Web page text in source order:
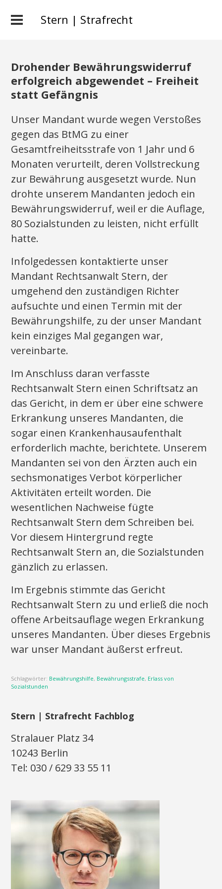
Stern | Strafrecht
Drohender Bewährungswiderruf
erfolgreich abgewendet – Freiheit
statt Gefängnis
Unser Mandant wurde wegen Verstoßes
gegen das BtMG zu einer
Gesamtfreiheitsstrafe von 1 Jahr und 6
Monaten verurteilt, deren Vollstreckung
zur Bewährung ausgesetzt wurde. Nun
drohte unserem Mandanten jedoch ein
Bewährungswiderruf, weil er die Auflage,
80 Sozialstunden zu leisten, nicht erfüllt
hatte.
Infolgedessen kontaktierte unser
Mandant Rechtsanwalt Stern, der
umgehend den zuständigen Richter
aufsuchte und einen Termin mit der
Bewährungshilfe, zu der unser Mandant
kein einziges Mal gegangen war,
vereinbarte.
Im Anschluss daran verfasste
Rechtsanwalt Stern einen Schriftsatz an
das Gericht, in dem er über eine schwere
Erkrankung unseres Mandanten, die
sogar einen Krankenhausaufenthalt
erforderlich machte, berichtete. Unserem
Mandanten sei von den Ärzten auch ein
sechsmonatiges Verbot körperlicher
Aktivitäten erteilt worden. Die
wesentlichen Nachweise fügte
Rechtsanwalt Stern dem Schreiben bei.
Vor diesem Hintergrund regte
Rechtsanwalt Stern an, die Sozialstunden
gänzlich zu erlassen.
Im Ergebnis stimmte das Gericht
Rechtsanwalt Stern zu und erließ die noch
offene Arbeitsauflage wegen Erkrankung
unseres Mandanten. Über dieses Ergebnis
war unser Mandant äußerst erfreut.
Schlagwörter: Bewährungshilfe, Bewährungsstrafe, Erlass von
Sozialstunden
Stern | Strafrecht Fachblog
Stralauer Platz 34
10243 Berlin
Tel: 030 / 629 33 55 11